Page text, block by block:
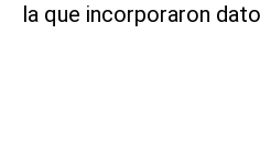
la que incorporaron